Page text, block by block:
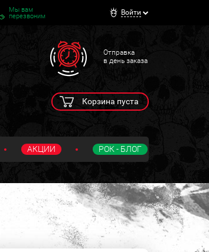
Мы вам
перезвоним
Войти
Отправка
в день заказа
Корзина пуста
АКЦИИ РОК - БЛОГ